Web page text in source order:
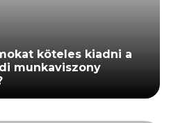
köteles kiadni a
munkaviszony